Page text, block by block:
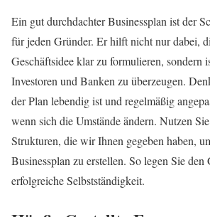
Ein gut durchdachter Businessplan ist der
für jeden Gründer. Er hilft nicht nur dabei,
Geschäftsidee klar zu formulieren, sondern
Investoren und Banken zu überzeugen.
der Plan lebendig ist und regelmäßig
wenn sich die Umstände ändern. Nutzen
Strukturen, die wir Ihnen gegeben haben,
Businessplan zu erstellen. So legen Sie
erfolgreiche Selbstständigkeit.